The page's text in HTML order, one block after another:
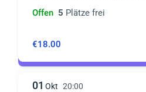
Offen 5 Plätze frei
€18.00
01 Okt 20:00